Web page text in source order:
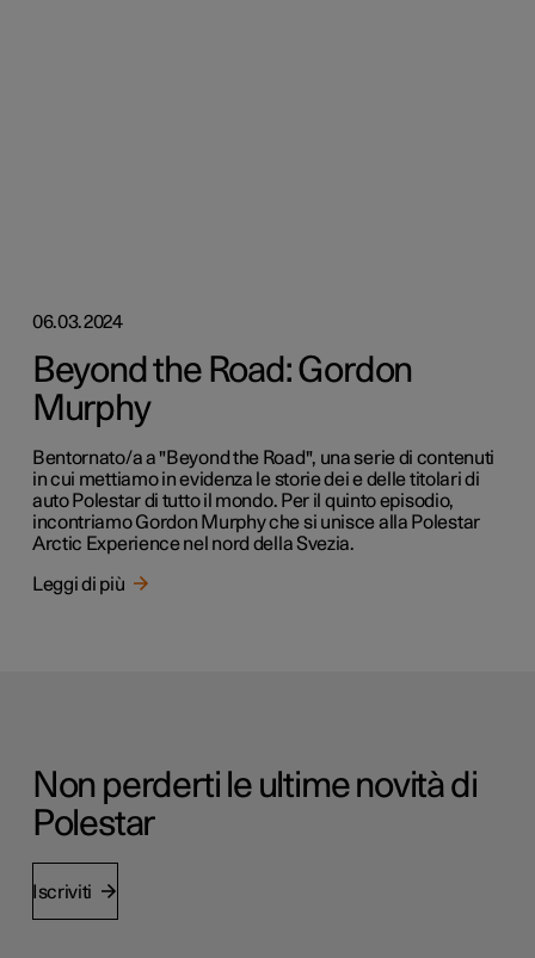
06.03.2024
Beyond the Road: Gordon
Murphy
Bentornato/a a "Beyond the Road", una serie di contenuti
in cui mettiamo in evidenza le storie dei e delle titolari di
auto Polestar di tutto il mondo. Per il quinto episodio,
incontriamo Gordon Murphy che si unisce alla Polestar
Arctic Experience nel nord della Svezia.
Leggi di più
Non perderti le ultime novità di
Polestar
Iscriviti